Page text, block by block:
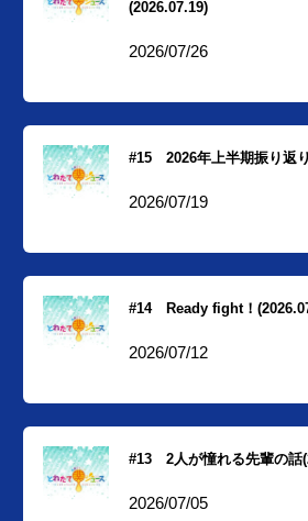
(2026.07.19)
2026/07/26
#15 2026年上半期振り返
2026/07/19
#14 Ready fight！
2026/07/12
#13 2人が憧れる先輩の話
2026/07/05